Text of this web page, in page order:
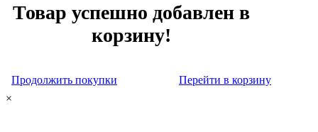
Товар успешно добавлен в
корзину!
Продолжить покупки
Перейти в корзину
×